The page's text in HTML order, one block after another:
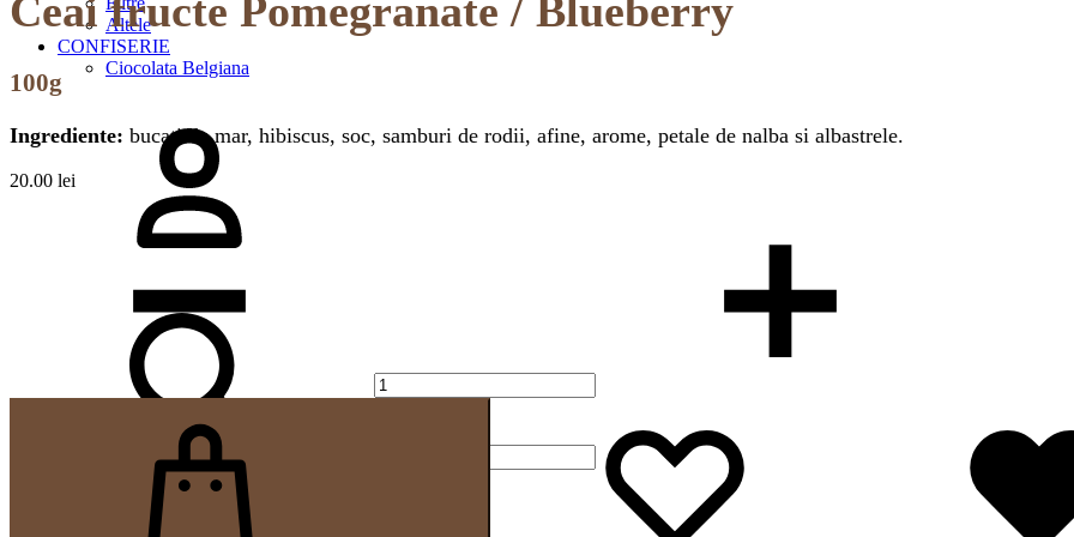
Altele
CONFISERIE
Ciocolata Belgiana
Ceai fructe Pomegranate / Blueberry
100g
Ingrediente: bucati de mar, hibiscus, soc, samburi de rodii, afine, arome, petale de nalba si albastrele.
20.00 lei